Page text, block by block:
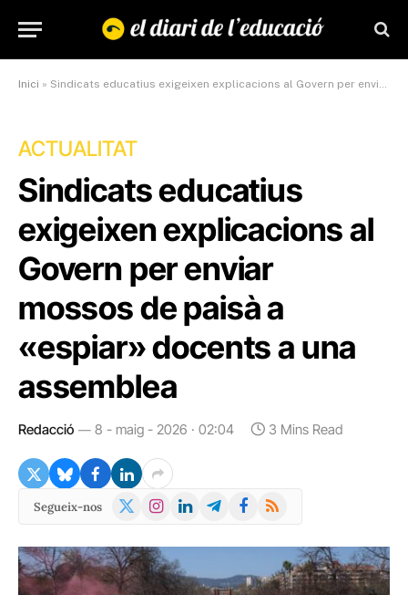
Inici » Sindicats educatius exigeixen explicacions al Govern per enviar mossos de paisà a “espiar” docents en una assemblea
ACTUALITAT
Sindicats educatius
exigeixen explicacions al
Govern per enviar
mossos de paisà a
«espiar» docents a una
assemblea
Redacció 8 - maig - 2026 · 02:04 3 Mins Read
Segueix-nos
X
Instagram
LinkedInTelegramFacebook
RSS